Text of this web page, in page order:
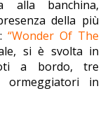
alla banchina,
della più
“Wonder Of The
si è svolta in
a bordo, tre
ormeggiatori in